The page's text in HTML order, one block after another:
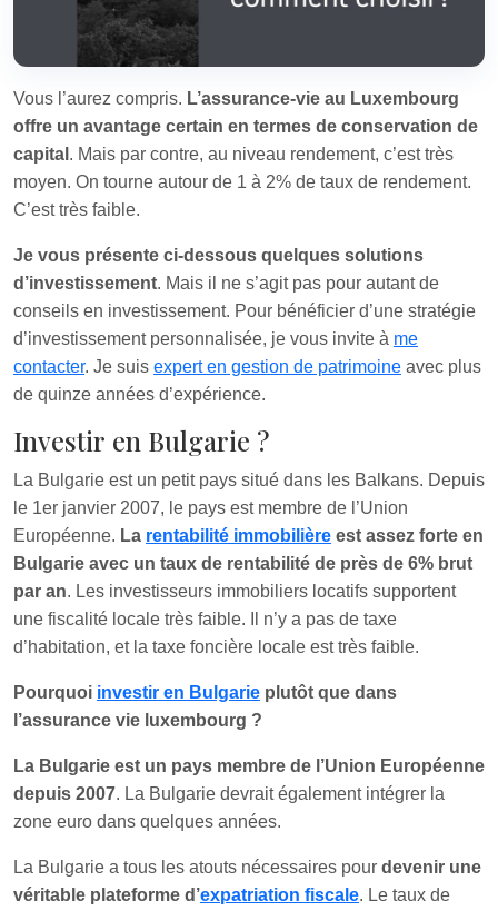
Vous l’aurez compris. L’assurance-vie au Luxembourg
offre un avantage certain en termes de conservation de
capital . Mais par contre, au niveau rendement, c’est très
moyen. On tourne autour de 1 à 2% de taux de rendement.
C’est très faible.
Je vous présente ci-dessous quelques solutions
d’investissement. Mais il ne s’agit pas pour autant de
conseils en investissement. Pour bénéficier d’une stratégie
d’investissement personnalisée, je vous invite à me
contacter. Je suis expert en gestion de patrimoine avec plus
de quinze années d’expérience.
Investir en Bulgarie ?
La Bulgarie est un petit pays situé dans les Balkans. Depuis
le 1er janvier 2007, le pays est membre de l’Union
Européenne. La rentabilité immobilière est assez forte en
Bulgarie avec un taux de rentabilité de près de 6% brut
par an. Les investisseurs immobiliers locatifs supportent
une fiscalité locale très faible. Il n’y a pas de taxe
d’habitation, et la taxe foncière locale est très faible.
Pourquoi investir en Bulgarie plutôt que dans
l’assurance vie luxembourg ?
La Bulgarie est un pays membre de l’Union Européenne
depuis 2007. La Bulgarie devrait également intégrer la
zone euro dans quelques années.
La Bulgarie a tous les atouts nécessaires pour devenir une
véritable plateforme d’expatriation fiscale. Le taux de